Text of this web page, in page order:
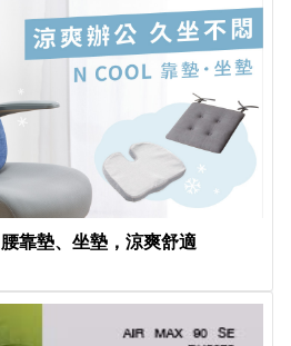
靠墊、坐墊，涼爽舒適